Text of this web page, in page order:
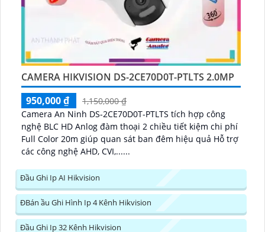
CAMERA HIKVISION DS-2CE70D0T-PTLTS 2.0MP
950,000 ₫
1,150,000 ₫
Camera An Ninh DS-2CE70D0T-PTLTS tích hợp công
nghệ BLC HD Anlog đàm thoại 2 chiều tiết kiệm chi phí
Full Color 20m giúp quan sát ban đêm hiệu quả Hỗ trợ
các công nghệ AHD, CVI,......
Đầu Ghi Ip AI Hikvision
ĐBán ầu Ghi Hình Ip 4 Kênh Hikvision
Đầu Ghi Ip 32 Kênh Hikvision